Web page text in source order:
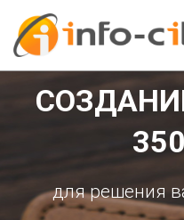
для решения